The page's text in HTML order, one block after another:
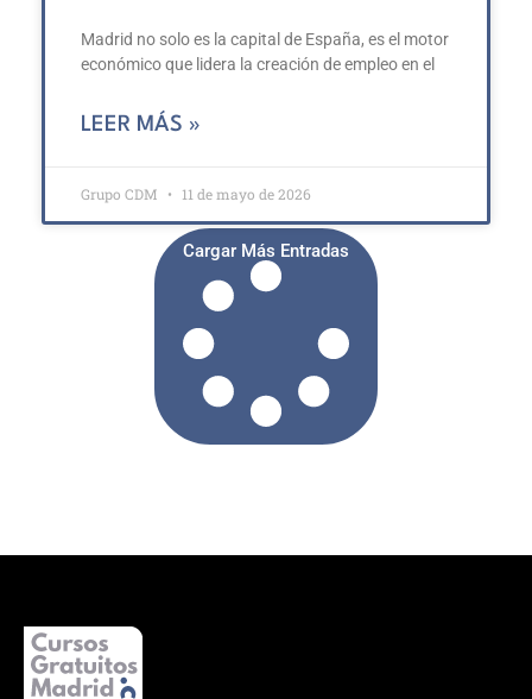
Madrid no solo es la capital de España, es el motor
económico que lidera la creación de empleo en el
LEER MÁS »
Grupo CDM 11 de mayo de 2026
Cargar Más Entradas